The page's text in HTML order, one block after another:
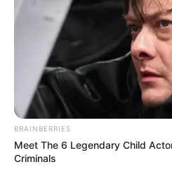
BRAINBERRIES
Meet The 6 Legendary Child
Criminals